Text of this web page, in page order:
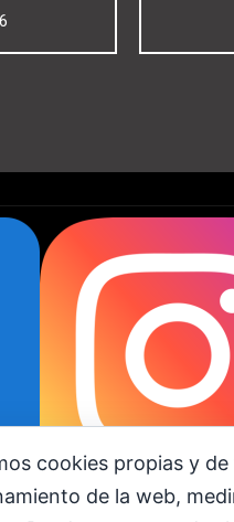
cookies propias y
de la web,Instagram